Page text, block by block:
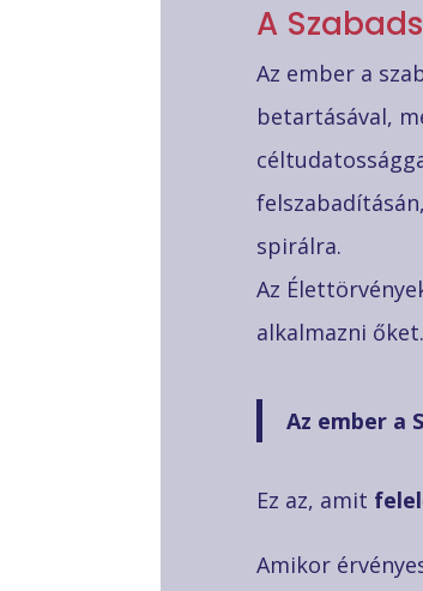
A
Az ember a
betartásával,
spirálra.
Az
alkalmazni őket.
Az ember a
Ez az, amit
Amikor